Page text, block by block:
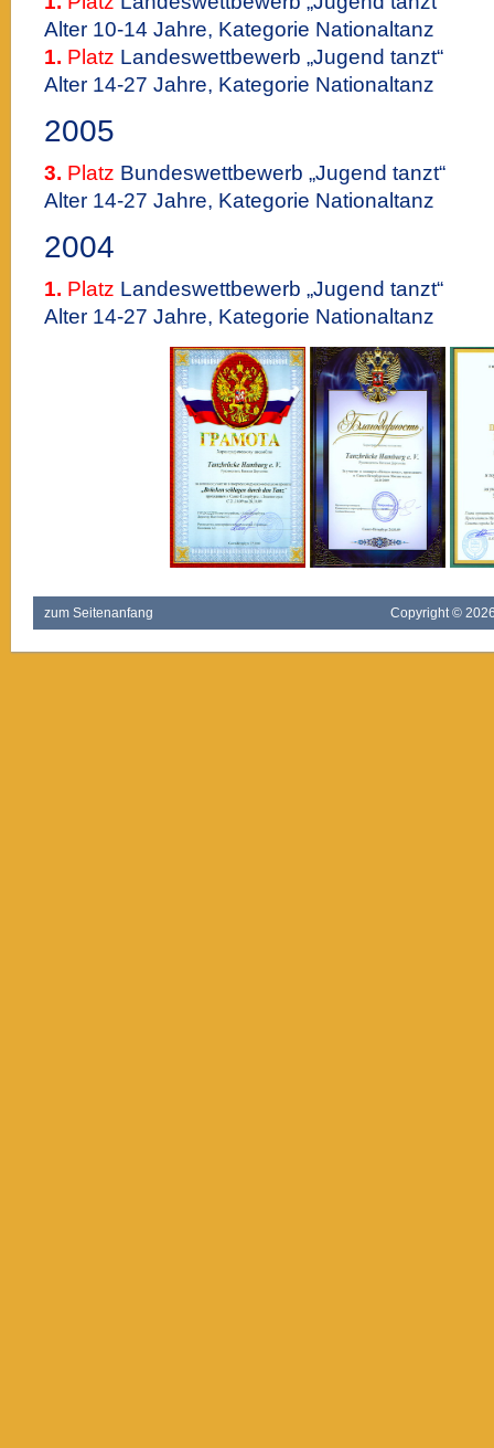
Alter 10-14 Jahre, Kategorie Nationaltanz
1. Platz Landeswettbewerb „Jugend tanzt“
Alter 14-27 Jahre, Kategorie Nationaltanz
2005
3. Platz Bundeswettbewerb „Jugend tanzt“
Alter 14-27 Jahre, Kategorie Nationaltanz
2004
1. Platz Landeswettbewerb „Jugend tanzt“
Alter 14-27 Jahre, Kategorie Nationaltanz
Copyright ©
zum Seitenanfang